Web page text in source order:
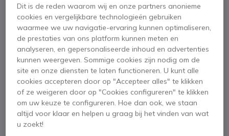
2 jaar Fabrieksgarantie
Belangrijkste kenmerken
De Jabra GN 1200 Smartcord verbindt uw telefoon met uw
headset van Jabra
Compatibel met alle bedrade Jabra headsets
Dit is de reden waarom wij en onze partners anonieme
cookies en vergelijkbare technologieën gebruiken
waarmee we uw navigatie-ervaring kunnen optimaliseren,
de prestaties van ons platform kunnen meten en
analyseren, en gepersonaliseerde inhoud en advertenties
kunnen weergeven. Sommige cookies zijn nodig om de
site en onze diensten te laten functioneren. U kunt alle
cookies accepteren door op "Accepteer alles" te klikken
of ze weigeren door op "Cookies configureren" te klikken
om uw keuze te configureren. Hoe dan ook, we staan
altijd voor klaar en helpen u graag bij het vinden van wat
u zoekt!